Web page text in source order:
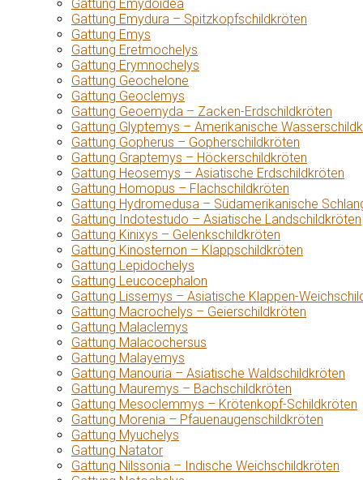
Gattung Emydoidea
Gattung Emydura – Spitzkopfschildkröten
Gattung Emys
Gattung Eretmochelys
Gattung Erymnochelys
Gattung Geochelone
Gattung Geoclemys
Gattung Geoemyda – Zacken-Erdschildkröten
Gattung Glyptemys – Amerikanische
Gattung Gopherus – Gopherschildkröten
Gattung Graptemys – Höckerschildkröten
Gattung Heosemys – Asiatische Erdschildkröten
Gattung Homopus – Flachschildkröten
Gattung Hydromedusa – Südamerikanische
Gattung Indotestudo – Asiatische Landschildkröten
Gattung Kinixys – Gelenkschildkröten
Gattung Kinosternon – Klappschildkröten
Gattung Lepidochelys
Gattung Leucocephalon
Gattung Lissemys – Asiatische Klappen-
Gattung Macrochelys – Geierschildkröten
Gattung Malaclemys
Gattung Malacochersus
Gattung Malayemys
Gattung Manouria – Asiatische Waldschildkröten
Gattung Mauremys – Bachschildkröten
Gattung Mesoclemmys – Krötenkopf-Schildkröten
Gattung Morenia – Pfauenaugenschildkröten
Gattung Myuchelys
Gattung Natator
Gattung Nilssonia – Indische Weichschildkröten